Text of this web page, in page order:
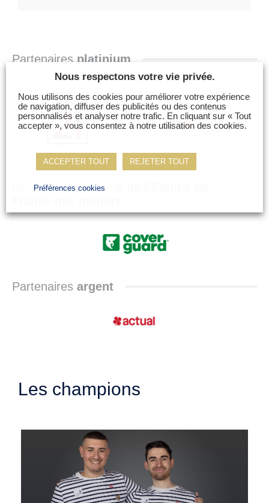
Partenaires platinium
Partenaires officiels de l’Equipe de
Partenaires argent
Les champions
Nous respectons votre vie privée.
Nous utilisons des cookies pour améliorer votre expérience
de navigation, diffuser des publicités ou des contenus
personnalisés et analyser notre trafic. En cliquant sur « Tout
accepter », vous consentez à notre utilisation des cookies.
ACCEPTER TOUT REJETER TOUT
Préférences cookies